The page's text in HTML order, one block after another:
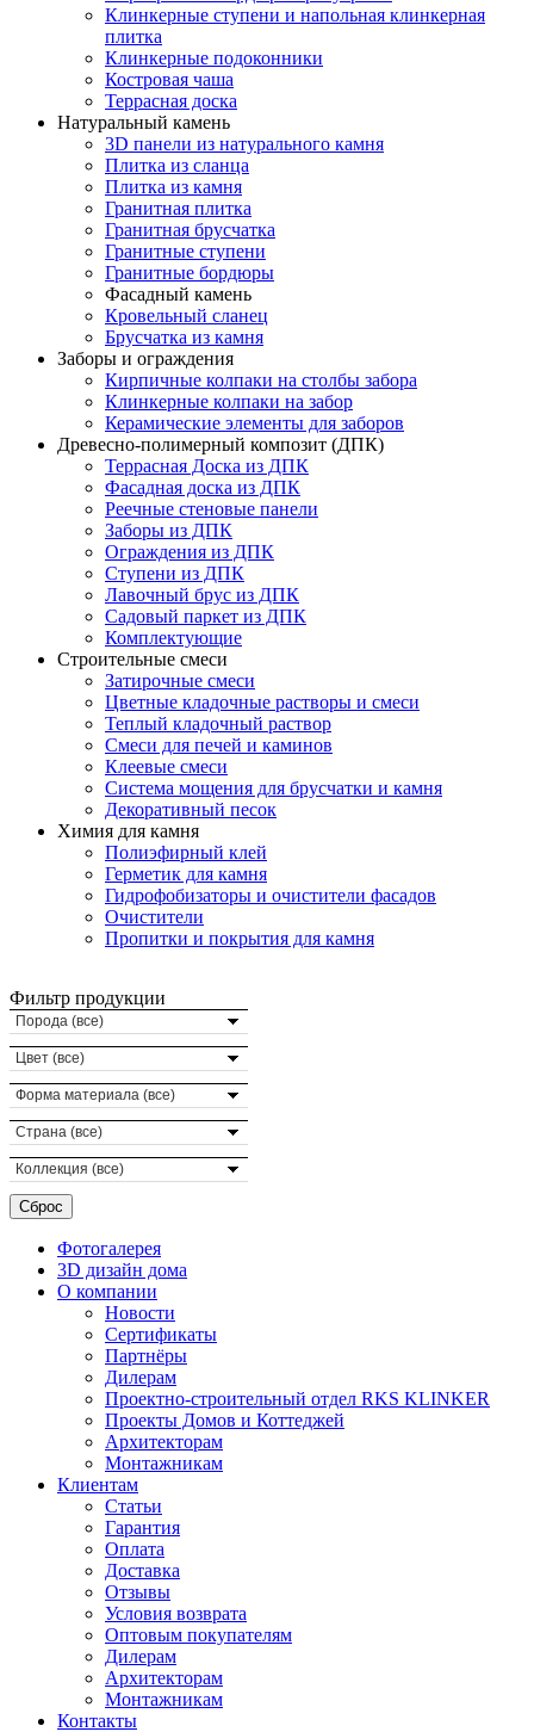
Клинкерные ступени и напольная клинкерная
плитка
Клинкерные подоконники
Костровая чаша
Террасная доска
Натуральный камень
3D панели из натурального камня
Плитка из сланца
Плитка из камня
Гранитная плитка
Гранитная брусчатка
Гранитные ступени
Гранитные бордюры
Фасадный камень
Кровельный сланец
Брусчатка из камня
Заборы и ограждения
Кирпичные колпаки на столбы забора
Клинкерные колпаки на забор
Керамические элементы для заборов
Древесно-полимерный композит (ДПК)
Террасная Доска из ДПК
Фасадная доска из ДПК
Реечные стеновые панели
Заборы из ДПК
Ограждения из ДПК
Ступени из ДПК
Лавочный брус из ДПК
Садовый паркет из ДПК
Комплектующие
Строительные смеси
Затирочные смеси
Цветные кладочные растворы и смеси
Теплый кладочный раствор
Смеси для печей и каминов
Клеевые смеси
Система мощения для брусчатки и камня
Декоративный песок
Химия для камня
Полиэфирный клей
Герметик для камня
Гидрофобизаторы и очистители фасадов
Очистители
Пропитки и покрытия для камня
Фильтр продукции
Порода (все)
Цвет (все)
Форма материала (все)
Страна (все)
Коллекция (все)
Фотогалерея
3D дизайн дома
О компании
Новости
Сертификаты
Партнёры
Дилерам
Проектно-строительный отдел RKS KLINKER
Проекты Домов и Коттеджей
Архитекторам
Монтажникам
Клиентам
Статьи
Гарантия
Оплата
Доставка
Отзывы
Условия возврата
Оптовым покупателям
Дилерам
Архитекторам
Монтажникам
Контакты